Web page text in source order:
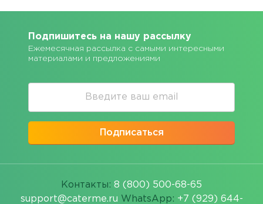
Подпишитесь на нашу рассылку
Ежемесячная рассылка с самыми интересными
материалами и предложениями
Подписаться
Контакты: 8 (800) 500-68-65
support@caterme.ru WhatsApp: +7 (929) 644-